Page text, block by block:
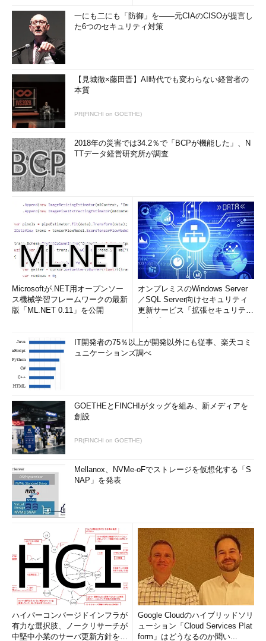
一にも二にも「防御」を――元CIAのCISOが提言し
た6つのセキュリティ対策
【見城徹×藤田晋】AI時代でも変わらない経営者の
本質
PR(FINCHI on GOETHE)
2018年の災害では34.2％で「BCPが機能した」、N
TTデータ経営研究所が調査
Microsoftが.NET用オープンソー
ス機械学習フレームワークの最新
版「ML.NET 0.11」を公開
オンプレミスのWindows Server
／SQL Server向けセキュリティ
更新サービス「拡張セキュリティ
IT開発者の75％以上が開発以外にも従事、楽天コミ
ュニケーションズ調べ
GOETHEとFINCHIがタッグを組み、新メディアを
創設
PR(FINCHI on GOETHE)
Mellanox、NVMe-oFでストレージを仮想化する「S
NAP」を発表
ハイパーコンバージドインフラが
有力な選択肢、ノークリサーチが
中堅中小業のサーバ更新方針を調
Google Cloudのハイブリッドソリ
ューション「Cloud Services Plat
form」はどうなるのか聞い...